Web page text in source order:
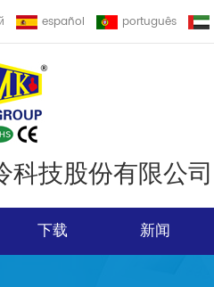
español português
科技股份有限公司
下载 新闻